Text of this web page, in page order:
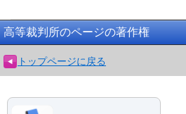
高等裁判所のページの著作権
トップページに戻る